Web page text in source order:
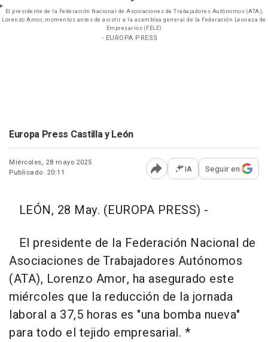
El presidente de la Federación Nacional de Asociaciones de Trabajadores Autónomos (ATA),
Lorenzo Amor, momentos antes de asistir a la asamblea general de la Federación Leonesa de
Empresarios (FELE)
- EUROPA PRESS
Europa Press Castilla y León
Miércoles, 28 mayo 2025
Publicado: 20:11
Abrir opciones para
IA Seguir en
LEÓN, 28 May. (EUROPA PRESS) -
El presidente de la Federación Nacional de
Asociaciones de Trabajadores Autónomos
(ATA), Lorenzo Amor, ha asegurado este
miércoles que la reducción de la jornada
laboral a 37,5 horas es "una bomba nueva"
para todo el tejido empresarial. *